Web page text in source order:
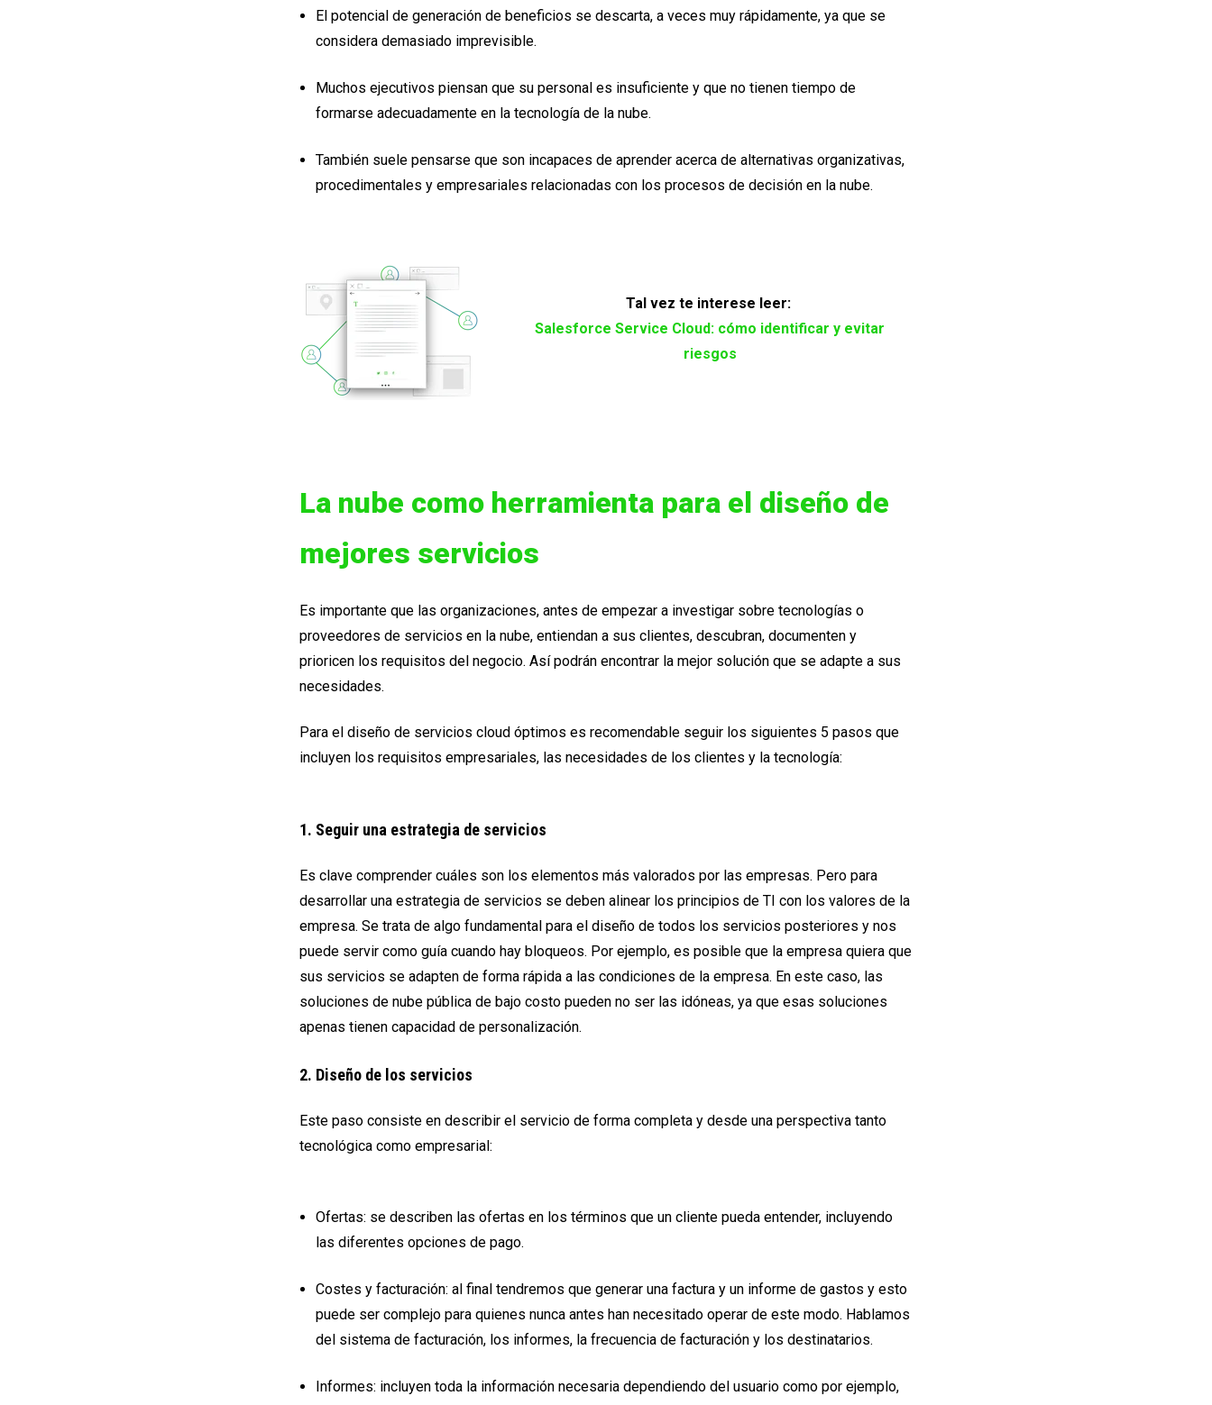
El potencial de generación de beneficios se descarta, a veces muy rápidamente, ya que se
considera demasiado imprevisible.
Muchos ejecutivos piensan que su personal es insuficiente y que no tienen tiempo de
formarse adecuadamente en la tecnología de la nube.
También suele pensarse que son incapaces de aprender acerca de alternativas organizativas,
procedimentales y empresariales relacionadas con los procesos de decisión en la nube.
Tal vez te interese leer:
Salesforce Service Cloud: cómo identificar y evitar
riesgos
La nube como herramienta para el diseño de
mejores servicios
Es importante que las organizaciones, antes de empezar a investigar sobre tecnologías o
proveedores de servicios en la nube, entiendan a sus clientes, descubran, documenten y
prioricen los requisitos del negocio. Así podrán encontrar la mejor solución que se adapte a sus
necesidades.
Para el diseño de servicios cloud óptimos es recomendable seguir los siguientes 5 pasos que
incluyen los requisitos empresariales, las necesidades de los clientes y la tecnología:
1. Seguir una estrategia de servicios
Es clave comprender cuáles son los elementos más valorados por las empresas. Pero para
desarrollar una estrategia de servicios se deben alinear los principios de TI con los valores de la
empresa. Se trata de algo fundamental para el diseño de todos los servicios posteriores y nos
puede servir como guía cuando hay bloqueos. Por ejemplo, es posible que la empresa quiera que
sus servicios se adapten de forma rápida a las condiciones de la empresa. En este caso, las
soluciones de nube pública de bajo costo pueden no ser las idóneas, ya que esas soluciones
apenas tienen capacidad de personalización.
2. Diseño de los servicios
Este paso consiste en describir el servicio de forma completa y desde una perspectiva tanto
tecnológica como empresarial:
Ofertas: se describen las ofertas en los términos que un cliente pueda entender, incluyendo
las diferentes opciones de pago.
Costes y facturación: al final tendremos que generar una factura y un informe de gastos y esto
puede ser complejo para quienes nunca antes han necesitado operar de este modo. Hablamos
del sistema de facturación, los informes, la frecuencia de facturación y los destinatarios.
Informes: incluyen toda la información necesaria dependiendo del usuario como por ejemplo,